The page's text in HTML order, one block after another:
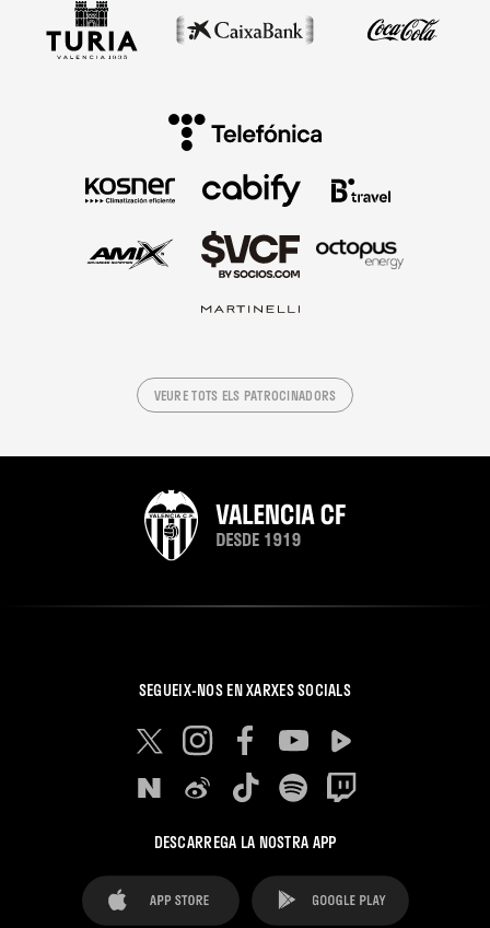
VEURE TOTS ELS PATROCINADORS
SEGUEIX-NOS EN XARXES SOCIALS
DESCARREGA LA NOSTRA APP